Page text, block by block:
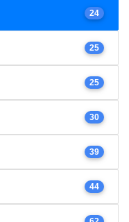
24
25
25
30
39
44